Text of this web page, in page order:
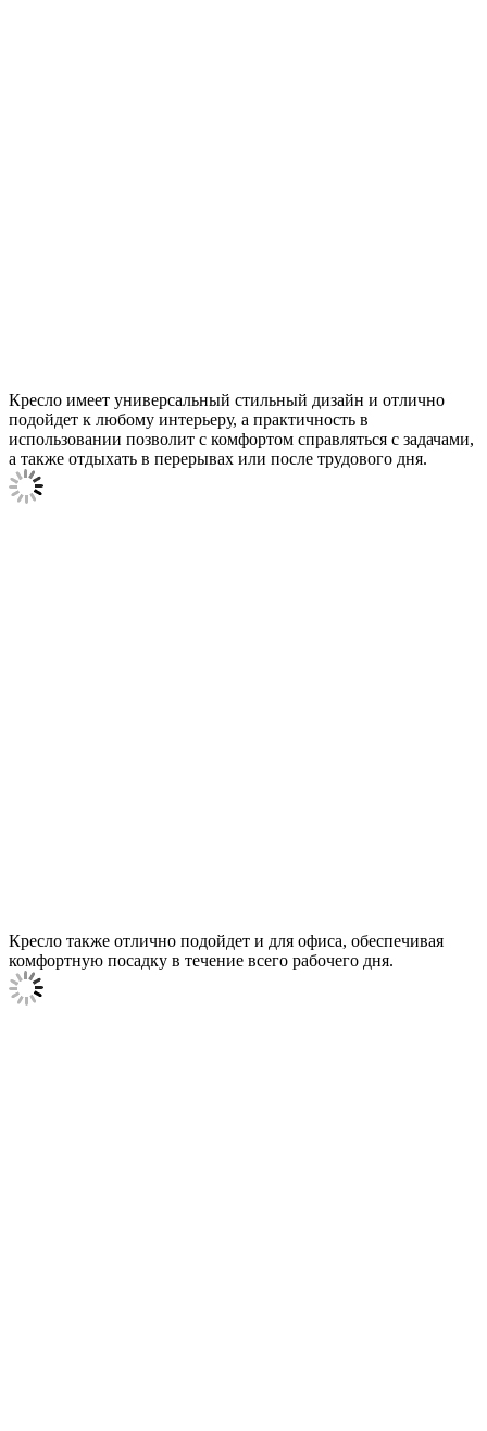
Кресло имеет универсальный стильный дизайн и отлично
подойдет к любому интерьеру, а практичность в
использовании позволит с комфортом справляться с задачами,
а также отдыхать в перерывах или после трудового дня.
Кресло также отлично подойдет и для офиса, обеспечивая
комфортную посадку в течение всего рабочего дня.